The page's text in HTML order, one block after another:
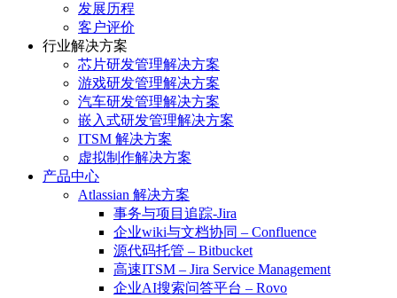
发展历程
客户评价
行业解决方案
芯片研发管理解决方案
游戏研发管理解决方案
汽车研发管理解决方案
嵌入式研发管理解决方案
ITSM 解决方案
虚拟制作解决方案
产品中心
Atlassian 解决方案
事务与项目追踪-Jira
企业wiki与文档协同 – Confluence
源代码托管 – Bitbucket
高速ITSM – Jira Service Management
企业AI搜索问答平台 – Rovo